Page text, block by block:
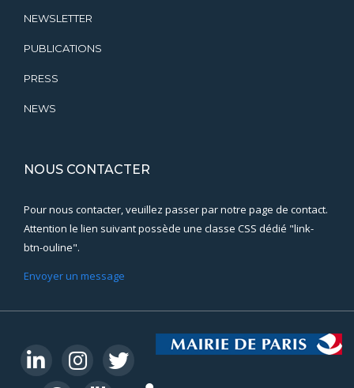
NEWSLETTER
PUBLICATIONS
PRESS
NEWS
NOUS CONTACTER
Pour nous contacter, veuillez passer par notre page de contact.
Attention le lien suivant possède une classe CSS dédié "link-
btn-ouline".
Envoyer un message